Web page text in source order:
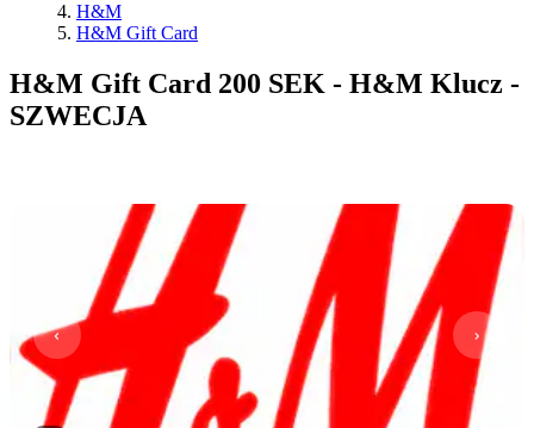
H&M
H&M Gift Card
H&M Gift Card 200 SEK - H&M Klucz -
SZWECJA